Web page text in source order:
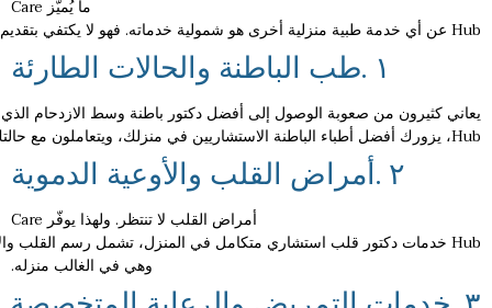
ما يُميّز Care
Hub عن أي خدمة طبية منزلية أخرى هو شمولية خدماته. فهو لا يكتفي بتقديم ممرض أو طبيب عام، بل يوفّر منظومة طبية متكاملة تشمل:
١ .طب الباطنة والحالات الطارئة
Hub، يزورك أفضل أطباء الباطنة الاستشاريين في منزلك، ويتعاملون مع حالتك بالوقت والاهتمام الذي تستحقه، سواء كانت حمى مفاجئة أو التهابات حادة أو تقييم شامل للحالة الصحية العامة. والأهم من ذلك أنك لست بحاجة إلى
٢ .أمراض القلب والأوعية الدموية
أمراض القلب لا تنتظر. ولهذا يوفّر Care
Hub خدمات
دكتور قلب استشاري متكامل في المنزل، تشمل رسم القلب
وهي في الغالب منزله.